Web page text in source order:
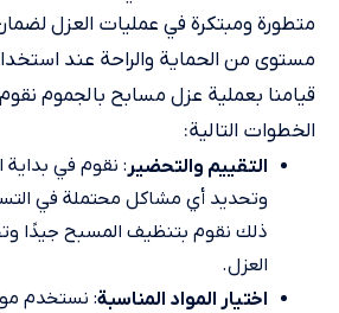
متطورة ومبتكرة في عمليات العزل
مستوى من الحماية والراحة عند
قيامنا بعملية عزل مسابح بالجموم
الخطوات التالية:
التقييم والتحضير : نقوم في بداية
وتحديد أي مشاكل محتملة في
ذلك نقوم بتنظيف المسبح جيدًا
العزل.
اختيار المواد المناسبة: نستخدم